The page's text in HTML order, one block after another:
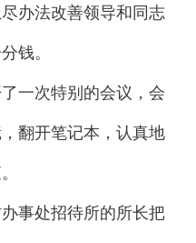
办法改善领导和同志
钱。
一次特别的会议，会
翻开笔记本，认真地
事处招待所的所长把